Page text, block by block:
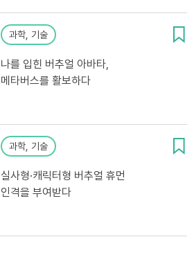
과학, 기술
나를 입힌 버추얼 아바타,
메타버스를 활보하다
과학, 기술
실사형·캐릭터형 버추얼 휴먼
인격을 부여받다